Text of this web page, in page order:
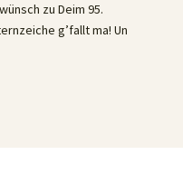
zu Deim 95.
g’fallt ma! Un